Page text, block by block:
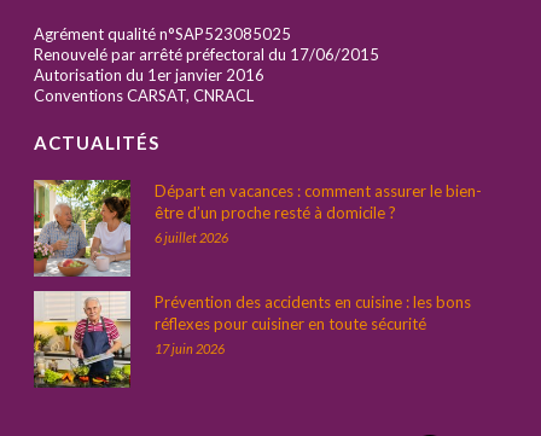
Agrément qualité n°SAP523085025
Renouvelé par arrêté préfectoral du 17/06/2015
Autorisation du 1er janvier 2016
Conventions CARSAT, CNRACL
ACTUALITÉS
Départ en vacances : comment assurer le bien-
être d’un proche resté à domicile ?
6 juillet 2026
Prévention des accidents en cuisine : les bons
réflexes pour cuisiner en toute sécurité
17 juin 2026